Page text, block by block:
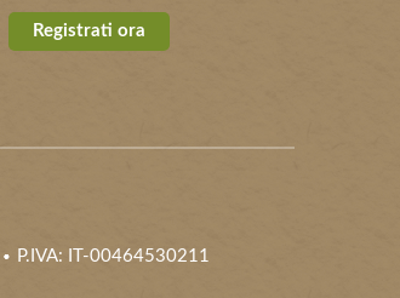
Registrati ora
P.IVA: IT-00464530211